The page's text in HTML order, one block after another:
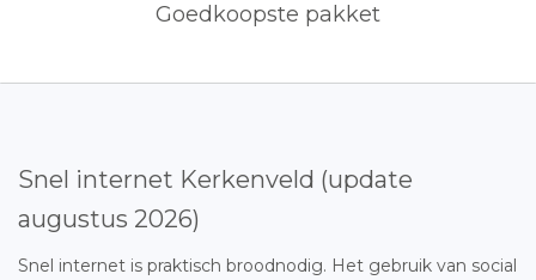
Goedkoopste pakket
Snel internet Kerkenveld (update
augustus 2026)
Snel internet is praktisch broodnodig. Het gebruik van social